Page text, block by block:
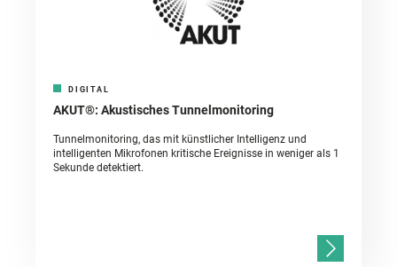
DIGITAL
AKUT®: Akustisches Tunnelmonitoring
Tunnelmonitoring, das mit künstlicher Intelligenz und
intelligenten Mikrofonen kritische Ereignisse in weniger als 1
Sekunde detektiert.